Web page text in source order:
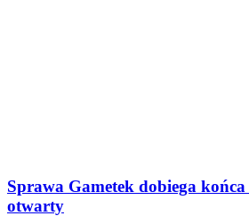
Sprawa Gametek dobiega
otwarty